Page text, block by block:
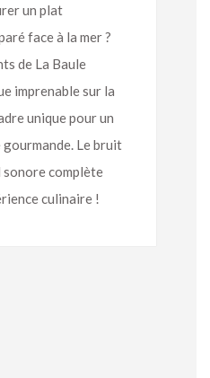
un plat
face à la mer ?
de La Baule
imprenable sur la
unique pour un
Le bruit
sonore complète
culinaire !